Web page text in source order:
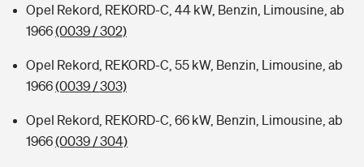
Opel Rekord, REKORD-C, 44 kW, Benzin, Limousine, ab
1966(0039 / 302)
Opel Rekord, REKORD-C, 55 kW, Benzin, Limousine, ab
1966(0039 / 303)
Opel Rekord, REKORD-C, 66 kW, Benzin, Limousine, ab
1966(0039 / 304)